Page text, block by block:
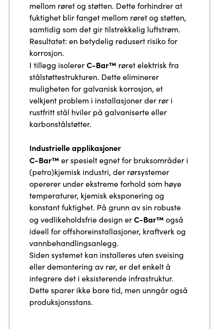
mellom røret og støtten. Dette forhindrer at
fuktighet blir fanget mellom røret og støtten,
samtidig som det gir tilstrekkelig luftstrøm.
Resultatet: en betydelig redusert risiko for
korrosjon.
I tillegg isolererC-Bar™ røret elektrisk fra
stålstøttestrukturen. Dette eliminerer
muligheten for galvanisk korrosjon, et
velkjent problem i installasjoner der rør i
rustfritt stål hviler på galvaniserte eller
karbonstålstøtter.
Industrielle applikasjoner
C-Bar™ er spesielt egnet for bruksområder i
(petro)kjemisk industri, der rørsystemer
opererer under ekstreme forhold som høye
temperaturer, kjemisk eksponering og
konstant fuktighet. På grunn av sin robuste
og vedlikeholdsfrie design erC-Bar™ også
ideell for offshoreinstallasjoner, kraftverk og
vannbehandlingsanlegg.
Siden systemet kan installeres uten sveising
eller demontering av rør, er det enkelt å
integrere det i eksisterende infrastruktur.
Dette sparer ikke bare tid, men unngår også
produksjonsstans.